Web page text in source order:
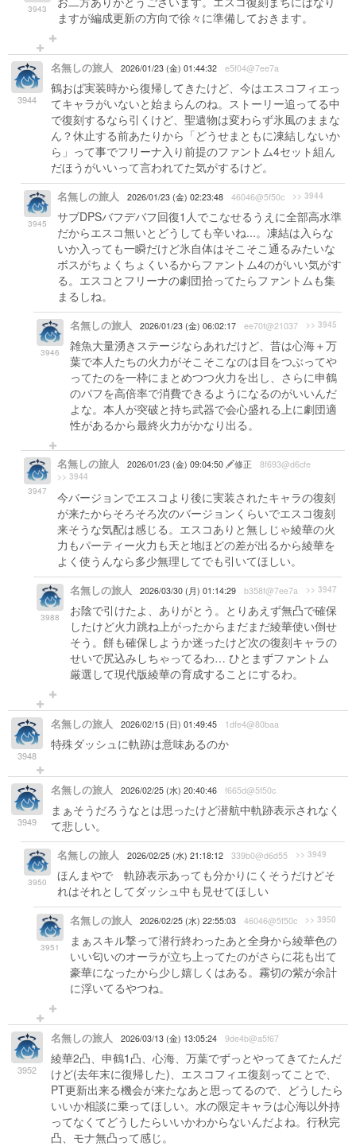
3943
ますが編成更新の方向で徐々に準備しておきます。
3944
名無しの旅人 2026/01/23 (金) 01:44:32 e5f04@7ee7a
鶴おば実装時から復帰してきたけど、今はエスコフィエっ
てキャラがいないと始まらんのね。ストーリー追ってる中
で復刻するなら引くけど、聖遺物は変わらず氷風のままな
ん？休止する前あたりから「どうせまともに凍結しないか
ら」って事でフリーナ入り前提のファントム4セット組ん
だほうがいいって言われてた気がするけど。
3945
名無しの旅人 2026/01/23 (金) 02:23:48 46046@5f50c >> 3944
サブDPSバフデバフ回復1人でこなせるうえに全部高水準
だからエスコ無いとどうしても辛いね...。凍結は入らな
いか入っても一瞬だけど氷自体はそこそこ通るみたいな
ボスがちょくちょくいるからファントム4のがいい気がす
る。エスコとフリーナの劇団拾ってたらファントムも集
まるしね。
3946
名無しの旅人 2026/01/23 (金) 06:02:17 ee70f@21037 >> 3945
雑魚大量湧きステージならあれだけど、昔は心海＋万
葉で本人たちの火力がそこそこなのは目をつぶってや
ってたのを一枠にまとめつつ火力を出し、さらに申鶴
のバフを高倍率で消費できるようになるのがいいんだ
よな。本人が突破と持ち武器で会心盛れる上に劇団適
性があるから最終火力がかなり出る。
3947
名無しの旅人 2026/01/23 (金) 09:04:50 修正 8f693@d6cfe
>> 3944
今バージョンでエスコより後に実装されたキャラの復刻
が来たからそろそろ次のバージョンくらいでエスコ復刻
来そうな気配は感じる。エスコありと無しじゃ綾華の火
力もパーティー火力も天と地ほどの差が出るから綾華を
よく使うんなら多少無理してでも引いてほしい。
3988
名無しの旅人 2026/03/30 (月) 01:14:29 b358f@7ee7a >> 3947
お陰で引けたよ、ありがとう。とりあえず無凸で確保
したけど火力跳ね上がったからまだまだ綾華使い倒せ
そう。餅も確保しようか迷ったけど次の復刻キャラの
せいで尻込みしちゃってるわ… ひとまずファントム
厳選して現代版綾華の育成することにするわ。
3948
名無しの旅人 2026/02/15 (日) 01:49:45 1dfe4@80baa
特殊ダッシュに軌跡は意味あるのか
3949
名無しの旅人 2026/02/25 (水) 20:40:46 f665d@5f50c
まぁそうだろうなとは思ったけど潜航中軌跡表示されなく
て悲しい。
3950
名無しの旅人 2026/02/25 (水) 21:18:12 339b0@d6d55 >> 3949
ほんまやで 軌跡表示あっても分かりにくそうだけどそ
れはそれとしてダッシュ中も見せてほしい
3951
名無しの旅人 2026/02/25 (水) 22:55:03 46046@5f50c >> 3950
まぁスキル撃って潜行終わったあと全身から綾華色の
いい匂いのオーラが立ち上ってたのがさらに花も出て
豪華になったから少し嬉しくはある。霧切の紫が余計
に浮いてるやつね。
3952
名無しの旅人 2026/03/13 (金) 13:05:24 9de4b@a5f67
綾華2凸、申鶴1凸、心海、万葉でずっとやってきてたんだ
けど(去年末に復帰した)、エスコフィエ復刻ってことで、
PT更新出来る機会が来たなあと思ってるので、どうしたら
いいか相談に乗ってほしい。水の限定キャラは心海以外持
ってなくてどうしたらいいかわからないんだよね。行秋完
凸、モナ無凸って感じ。